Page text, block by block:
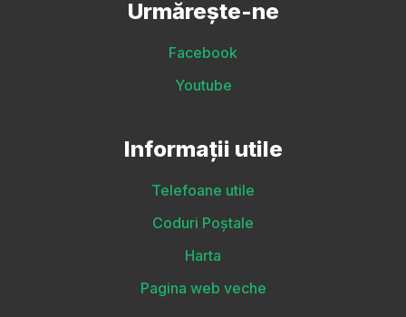
Urmărește-ne
Facebook
Youtube
Informații utile
Telefoane utile
Coduri Poștale
Harta
Pagina web veche